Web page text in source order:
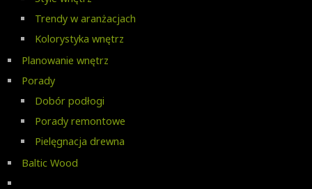
Trendy w aranżacjach
Kolorystyka wnętrz
Planowanie wnętrz
Porady
Dobór podłogi
Porady remontowe
Pielęgnacja drewna
Baltic Wood